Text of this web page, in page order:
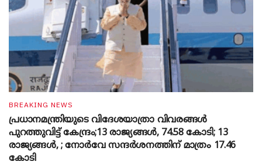
BREAKING NEWS
പ്രധാനമന്ത്രിയുടെ വിദേശയാത്രാ വിവരങ്ങൾ
പുറത്തുവിട്ട് കേന്ദ്രം;13 രാജ്യങ്ങൾ, 74.58 കോടി; 13
രാജ്യങ്ങൾ, ; നോർവേ സന്ദർശനത്തിന് മാത്രം 17.46
കോടി